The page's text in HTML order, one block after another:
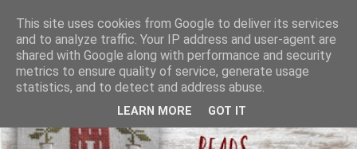
This site uses cookies from Google to deliver its services
and to analyze traffic. Your IP address and user-agent are
shared with Google along with performance and security
metrics to ensure quality of service, generate usage
statistics, and to detect and address abuse.
LEARN MORE GOT IT